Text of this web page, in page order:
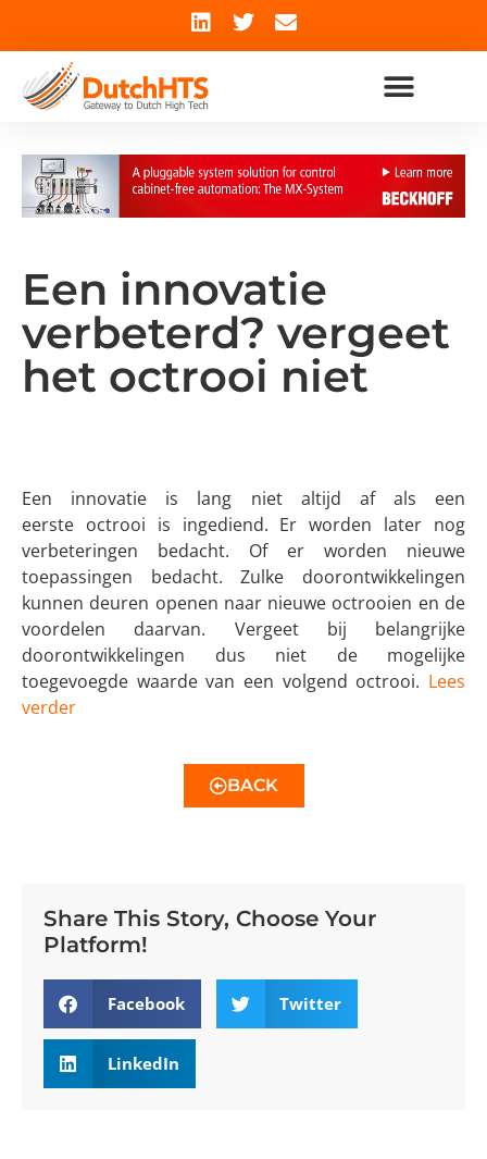
Een innovatie
verbeterd? vergeet
het octrooi niet
Een innovatie is lang niet altijd af als een
eerste octrooi is ingediend. Er worden later nog
verbeteringen bedacht. Of er worden nieuwe
toepassingen bedacht. Zulke doorontwikkelingen
kunnen deuren openen naar nieuwe octrooien en de
voordelen daarvan. Vergeet bij belangrijke
doorontwikkelingen dus niet de mogelijke
toegevoegde waarde van een volgend octrooi. Lees
verder
BACK
Share This Story, Choose Your
Platform!
Facebook Twitter
LinkedIn